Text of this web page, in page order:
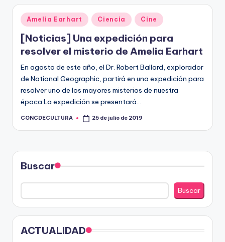
C
U
L
T
U
R
A
Publicado
en
Amelia Earhart Ciencia Cine
[Noticias] Una expedición para
resolver el misterio de Amelia Earhart
En agosto de este año, el Dr. Robert Ballard, explorador
de National Geographic, partirá en una expedición para
resolver uno de los mayores misterios de nuestra
época.La expedición se presentará…
Publicado
CONCDECULTURA 25 de julio de 2019
Buscar
Buscar
ACTUALIDAD